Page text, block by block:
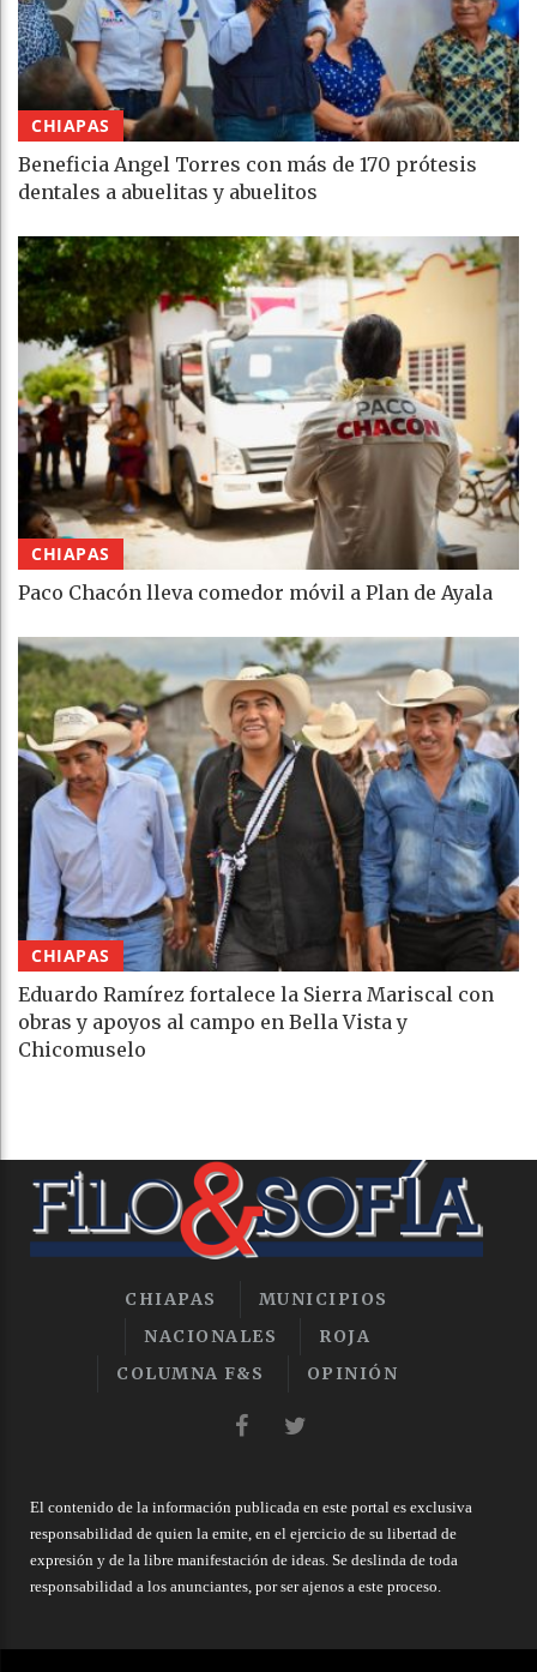
CHIAPAS
Beneficia Angel Torres con más de 170 prótesis
dentales a abuelitas y abuelitos
CHIAPAS
Paco Chacón lleva comedor móvil a Plan de Ayala
CHIAPAS
Eduardo Ramírez fortalece la Sierra Mariscal con
obras y apoyos al campo en Bella Vista y
Chicomuselo
CHIAPAS
MUNICIPIOS
NACIONALES
ROJA
COLUMNA F&S
OPINIÓN
El contenido de la información publicada en este portal es exclusiva
responsabilidad de quien la emite, en el ejercicio de su libertad de
expresión y de la libre manifestación de ideas. Se deslinda de toda
responsabilidad a los anunciantes, por ser ajenos a este proceso.